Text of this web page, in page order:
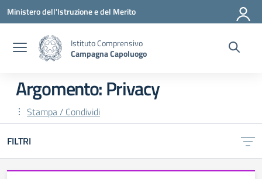
Vai ai contenuti
Vai al menu di navigazione
Vai al footer
Ministero dell'Istruzione e del Merito
Istituto Comprensivo
Campagna Capoluogo
Argomento: Privacy
Stampa / Condividi
FILTRI